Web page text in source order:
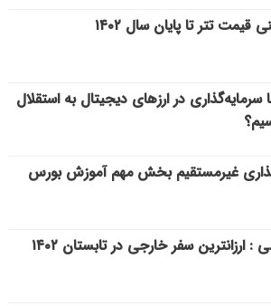
تتر تا پایان سال ۱۴۰۲
سرمایه‌گذاری در ارزهای دیجیتال به استقلال
غیرمستقیم بخش مهم آموزش بورس
: ارزانترین سفر خارجی در تابستان ۱۴۰۲